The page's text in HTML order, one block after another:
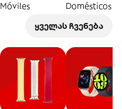
Móviles
Domésticos
ყველას ჩვენება